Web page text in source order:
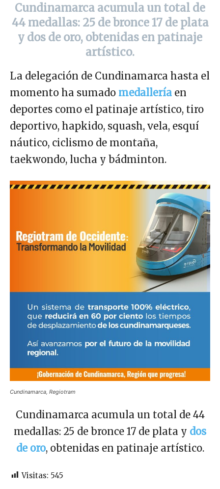
Cundinamarca acumula un total de
44 medallas: 25 de bronce 17 de plata
y dos de oro, obtenidas en patinaje
artístico.
La delegación de Cundinamarca hasta el
momento ha sumado medallería en
deportes como el patinaje artístico, tiro
deportivo, hapkido, squash, vela, esquí
náutico, ciclismo de montaña,
taekwondo, lucha y bádminton.
Cundinamarca, Regiotram
Cundinamarca acumula un total de 44
medallas: 25 de bronce 17 de plata y dos
de oro, obtenidas en patinaje artístico.
Visitas: 545